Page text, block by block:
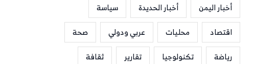
أخبار اليمن أخبار الحديدة
سياسة
اقتصاد
محليات عربي ودولي
صحة
رياضة
تكنولوجيا تقارير ثقافة